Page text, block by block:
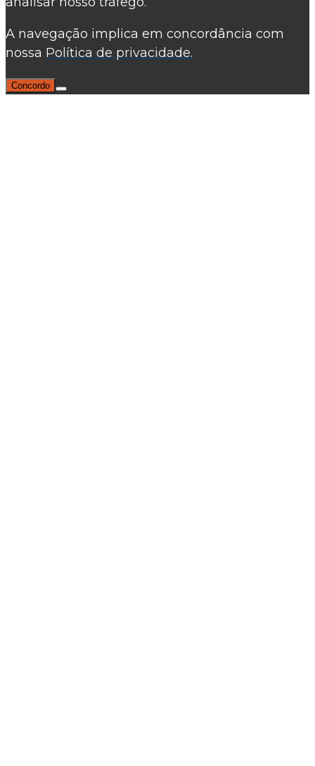
A navegação implica em concordância com
nossa Política de privacidade.
Concordo